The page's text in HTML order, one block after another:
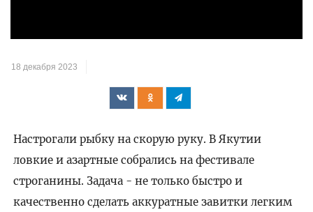
видео
18 декабря 2023
Настрогали рыбку на скорую руку. В Якутии
ловкие и азартные собрались на фестивале
строганины. Задача - не только быстро и
качественно сделать аккуратные завитки легким